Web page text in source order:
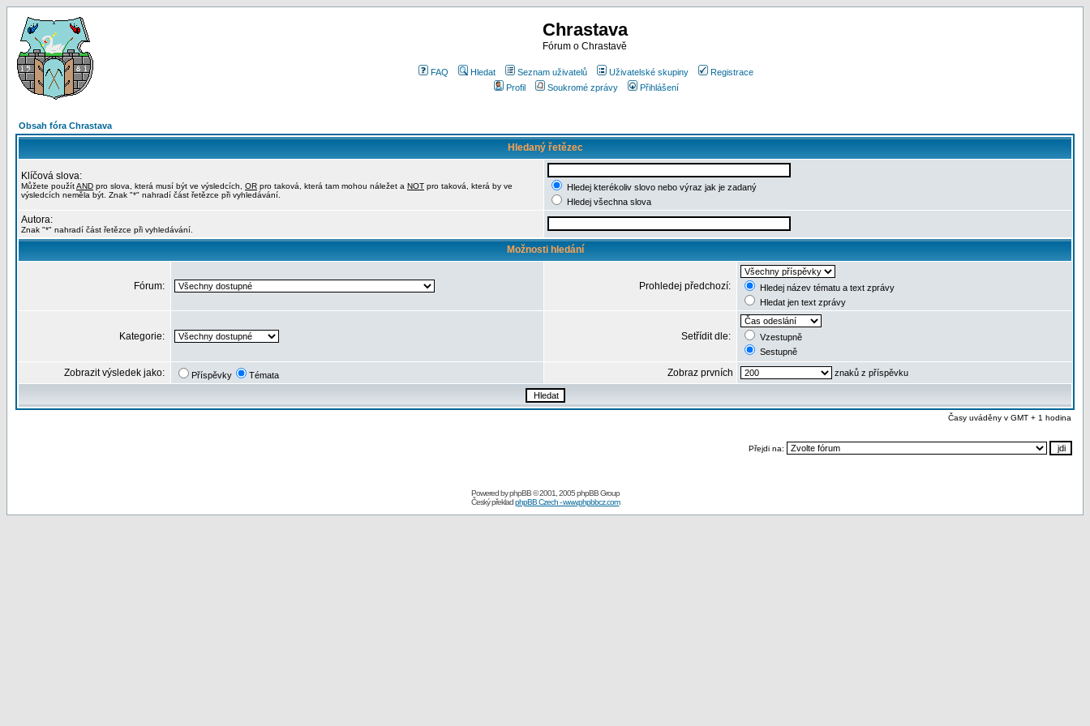
Chrastava
Fórum o Chrastavě
FAQ Hledat Seznam uživatelů Uživatelské skupiny
Registrace
Profil
Soukromé zprávy Přihlášení
Obsah fóra Chrastava
Hledaný řetězec
Klíčová slova:
Můžete použítAND pro slova, která musí být ve výsledcích, OR pro taková, která tam mohou náležet a NOT pro taková, která by ve
výsledcích neměla být. Znak "*" nahradí část řetězce při vyhledávání.
Hledej kterékoliv slovo nebo výraz jak je zadaný
Hledej všechna slova
Autora:
Znak "*" nahradí část řetězce při vyhledávání.
Možnosti hledání
Fórum: Prohledej předchozí:
Hledej název tématu a text zprávy
Hledat jen text zprávy
Kategorie: Setřídit dle:
Vzestupně
Sestupně
Zobrazit výsledek jako: Příspěvky Témata Zobraz prvních znaků z příspěvku
Časy uváděny v GMT + 1 hodina
Přejdi na:
Powered byphpBB© 2001, 2005 phpBB Group
Český překladphpBB Czech - www.phpbbcz.com